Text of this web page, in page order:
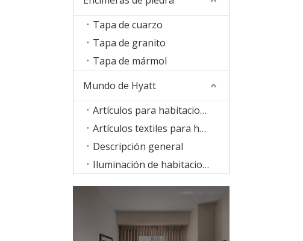
Tapa de cuarzo
Tapa de granito
Tapa de mármol
Mundo de Hyatt
Artículos para habitaciones
Artículos textiles para habitaciones
Descripción general
Iluminación de habitaciones